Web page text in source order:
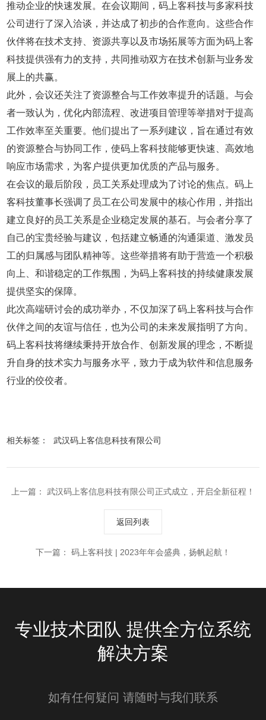
推动企业的快速发展。在会议期间，码上客科技与多家科技
公司进行了深入洽谈，并达成了初步的合作意向。这些合作
伙伴将在技术支持、资源共享以及市场拓展等方面为码上客
科技提供强有力的支持，共同推动双方在技术创新与业务发
展上的共赢。
此外，会议还关注了资源整合与工作效率提升的话题。与会
者一致认为，优化内部流程、改进项目管理等举措对于提高
工作效率至关重要。他们提出了一系列建议，旨在通过有效
的资源整合与协同工作，使码上客科技能够更快速、高效地
响应市场需求，为客户提供更加优质的产品与服务。
在会议的最后阶段，员工关系处理成为了讨论的焦点。码上
客科技董事长强调了员工在公司发展中的核心作用，并指出
建立良好的员工关系是企业稳定发展的基石。与会者分享了
自己的宝贵经验与建议，包括建立畅通的沟通渠道、激发员
工的归属感与团队精神等。这些举措将有助于营造一个积极
向上、和谐稳定的工作氛围，为码上客科技的持续健康发展
提供坚实的保障。
此次高端研讨会的成功举办，不仅加深了码上客科技与合作
伙伴之间的友谊与信任，也为公司的未来发展指明了方向。
码上客科技将继续秉持开放合作、创新发展的理念，不断提
升自身的技术实力与服务水平，致力于成为软件和信息服务
行业的佼佼者。
相关标签： 武汉码上客信息科技有限公司
上一篇： 武汉码上客信息科技有限公司正式成立，开启全新征程！
返回列表
下一篇： 码上客科技 | 2023年年会盛典，扬帆起航！
专业技术团队 提供全方位系统
解决方案
如有任何疑问 请随时与我们联系